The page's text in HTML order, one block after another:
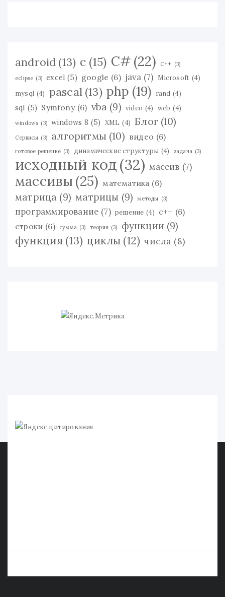
android (13) c (15) C# (22) C++ (3)
eclipse (3) excel (5) google (6) java (7) Microsoft (4)
mysql (4) pascal (13) php (19) rand (4)
sql (5) Symfony (6) vba (9) video (4) web (4)
windows (3) windows 8 (5) XML (4) Блог (10)
Сервисы (3) алгоритмы (10) видео (6)
готовое решение (3) динамические структуры (4) задача (3)
исходный код(32) массив (7)
массивы (25) математика (6)
матрица (9) матрицы (9) методы (3)
программирование (7) решение (4) с++ (6)
строки (6) сумма (3) теория (3) функции (9)
функция (13) циклы (12) числа (8)